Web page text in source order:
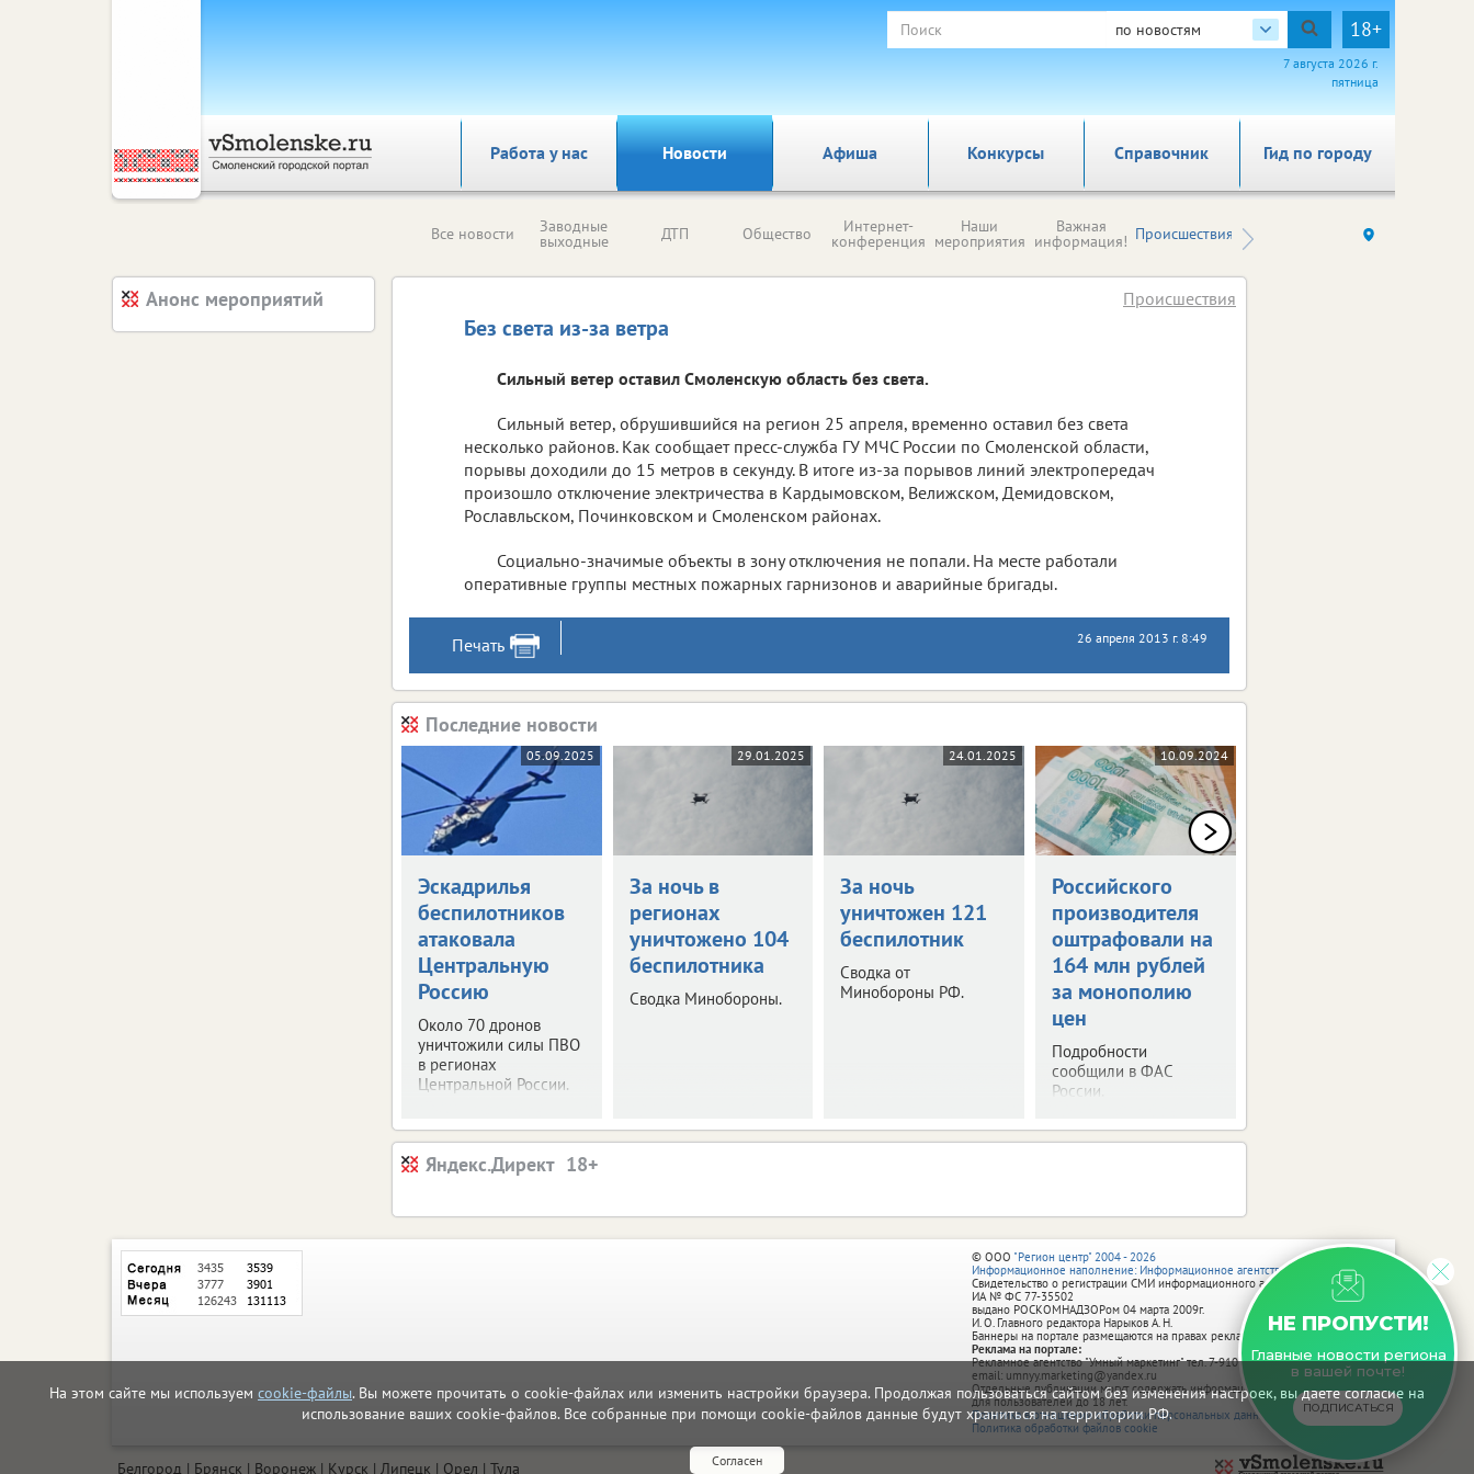
На этом сайте мы используем cookie-файлы. Вы можете прочитать о cookie-файлах или изменить настройки браузера. Продолжая пользоваться сайтом без изменения настроек, вы даете согласие на
использование ваших cookie-файлов. Все собранные при помощи cookie-файлов данные будут храниться на территории РФ.
Согласен
по новостям 18+
7 августа 2026 г.
пятница
Работа у нас Новости Афиша Справочник Гид по городу
Конкурсы
Все новости Заводные
выходные ДТП Общество Интернет-
конференция
Наши
мероприятия
Важная
информация! Происшествия Здоровье компаний (на
Без света из-за ветра
Происшествия
Сильный ветер оставил Смоленскую область без света.
Сильный ветер, обрушившийся на регион 25 апреля, временно оставил без света
несколько районов. Как сообщает пресс-служба ГУ МЧС России по Смоленской области,
порывы доходили до 15 метров в секунду. В итоге из-за порывов линий электропередач
произошло отключение электричества в Кардымовском, Велижском, Демидовском,
Рославльском, Починковском и Смоленском районах.
Социально-значимые объекты в зону отключения не попали. На месте работали
оперативные группы местных пожарных гарнизонов и аварийные бригады.
Печать 26 апреля 2013 г. 8:49
Последние новости
05.09.2025
Эскадрилья
беспилотников
атаковала
Центральную
Россию
Около 70 дронов
уничтожили силы ПВО
в регионах
Центральной России.
29.01.2025
За ночь в
регионах
уничтожено 104
беспилотника
Сводка Минобороны.
24.01.2025
За ночь
уничтожен 121
беспилотник
Сводка от
Минобороны РФ.
10.09.2024
Российского
производителя
оштрафовали на
164 млн рублей
за монополию
цен
Подробности
сообщили в ФАС
России.
Яндекс.Директ
Анонс мероприятий
НЕ ПРОПУСТИ!
Главные новости региона
в вашей почте!
ПОДПИСАТЬСЯ
© ООО "Регион центр" 2004 - 2026
Информационное наполнение: Информационное агентство vRossii.ru
Свидетельство о регистрации СМИ информационного агентства vRossii.ru
ИА № ФС 77‑35502
выдано РОСКОМНАДЗОРом 04 марта 2009г.
И. О. Главного редактора Нарыков А. Н.
Баннеры на портале размещаются на правах рекламы.
Реклама на портале:
Рекламное агентство "Умный маркетинг" тел. 7-910-267-70-40,
email: umnyy.marketing@yandex.ru
Отдельные публикации могут содержать информацию, не предназначенную
для пользователей до 18 лет.
Политика в отношении обработки персональных данных
Политика обработки файлов cookie
Белгород Брянск Воронеж Курск Липецк Орел Тула